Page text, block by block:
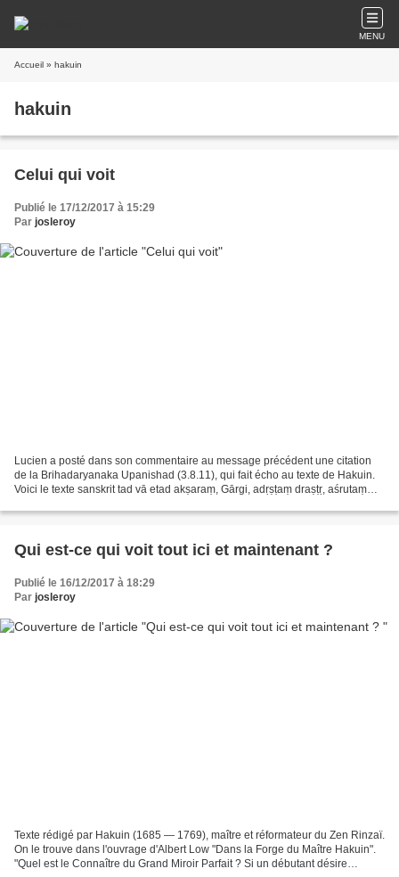
MENU
Accueil » hakuin
hakuin
Celui qui voit
Publié le 17/12/2017 à 15:29
Par josleroy
Lucien a posté dans son commentaire au message précédent une citation
de la Brihadaryanaka Upanishad (3.8.11), qui fait écho au texte de Hakuin.
Voici le texte sanskrit tad vā etad akṣaraṃ, Gārgi, adṛṣṭaṃ draṣṭṛ, aśrutaṃ
Qui est-ce qui voit tout ici et maintenant ?
Publié le 16/12/2017 à 18:29
Par josleroy
Texte rédigé par Hakuin (1685 — 1769), maître et réformateur du Zen Rinzaï.
On le trouve dans l'ouvrage d'Albert Low "Dans la Forge du Maître Hakuin".
"Quel est le Connaître du Grand Miroir Parfait ? Si un débutant désire